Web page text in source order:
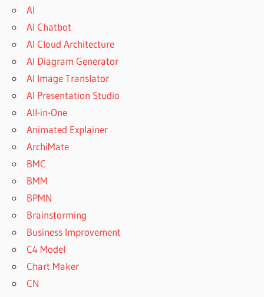
AI
AI Chatbot
AI Cloud Architecture
AI Diagram Generator
AI Image Translator
AI Presentation Studio
All-in-One
Animated Explainer
ArchiMate
BMC
BMM
BPMN
Brainstorming
Business Improvement
C4 Model
Chart Maker
CN